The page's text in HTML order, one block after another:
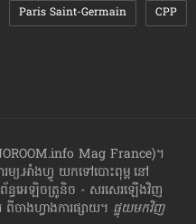
Paris Saint-Germain CPP
Mag France)។
ម្យ.អាំងហ្វូ យក​ទៅ​​បោះពុម្ព នៅ
ន្ធអេឡិចត្រូនិច - សរសេរ​ឡើង​វិញ
ាងហ្វាង​ការ​ផ្សាយ​។ ផ្ទុយមកវិញ